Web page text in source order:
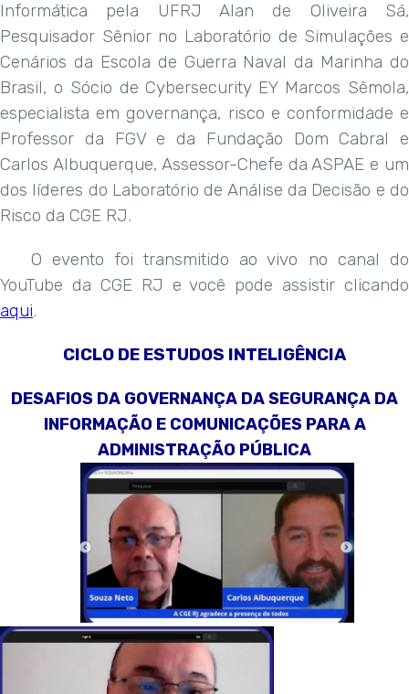
Informática pela UFRJ Alan de Oliveira Sá,
Pesquisador Sênior no Laboratório de Simulações e
Cenários da Escola de Guerra Naval da Marinha do
Brasil, o Sócio de Cybersecurity EY Marcos Sêmola,
especialista em governança, risco e conformidade e
Professor da FGV e da Fundação Dom Cabral e
Carlos Albuquerque, Assessor-Chefe da ASPAE e um
dos líderes do Laboratório de Análise da Decisão e do
Risco da CGE RJ.
O evento foi transmitido ao vivo no canal do
YouTube da CGE RJ e você pode assistir clicando
aqui.
CICLO DE ESTUDOS INTELIGÊNCIA
DESAFIOS DA GOVERNANÇA DA SEGURANÇA DA
INFORMAÇÃO E COMUNICAÇÕES PARA A
ADMINISTRAÇÃO PÚBLICA